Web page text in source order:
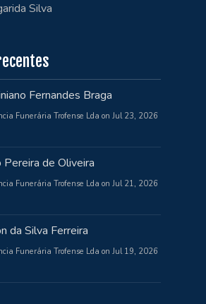
Silva
Fernandes Braga
Funerária Trofense Lda on Jul 23, 2026
Pereira de Oliveira
Funerária Trofense Lda on Jul 21, 2026
da Silva Ferreira
Funerária Trofense Lda on Jul 19, 2026